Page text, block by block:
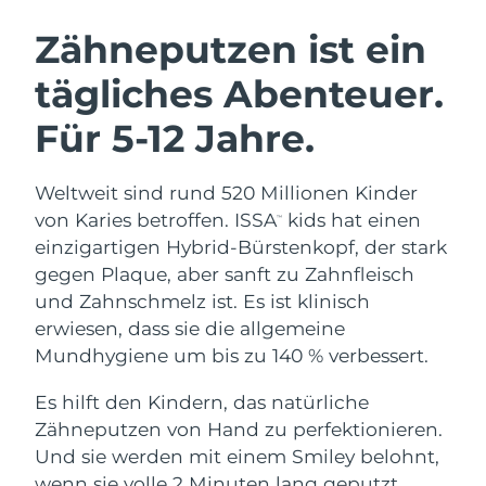
Zähneputzen ist ein
tägliches Abenteuer.
Für 5-12 Jahre.
Weltweit sind rund 520 Millionen Kinder
von Karies betroffen. ISSA™
kids hat einen
einzigartigen Hybrid-Bürstenkopf, der stark
gegen Plaque, aber sanft zu Zahnfleisch
und Zahnschmelz ist. Es ist klinisch
erwiesen, dass sie die allgemeine
Mundhygiene um bis zu 140 % verbessert.
Es hilft den Kindern, das natürliche
Zähneputzen von Hand zu perfektionieren.
Und sie werden mit einem Smiley belohnt,
Gesichtsreinigung
Anti-aging massage
LUNA™ 4 Plus
Massage, LED heating
For men, anti-aging massage
Gesichtsstraffung
Microcurrent toning
BEAR™ 2 go
Microcurrent toning on-the-go
Microcurrent line smoothing device
Hydratisierung
UFO™ 3 Set
Deep facial hydration
UFO™ 3 LED
Near-infrared and red light therapy
device
Mundpflege
issa™ 4
Hybrid silicone sonic toothbrush
issa™ 4 plus
Smart hybrid silicone sonic toothbrush
FAQ™ ANTI-AGING-BEHANDLUNG
Anti-aging LED-Behandlungen
Australien
Erwartete Lieferung
15/08/2026
Erwartete Lieferung
Bahrain
Erwartete Lieferung
13/08/2026
Belgien
Erwartete Lieferung
Bermuda
Erwartete Lieferung
18/08/2026
Bosnien und
Herzegowina
Erwartete Lieferung
15/08/2026